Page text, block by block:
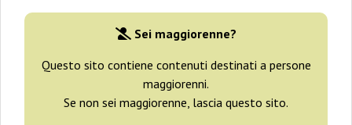
Sei maggiorenne?
Questo sito contiene contenuti destinati a persone
maggiorenni.
Se non sei maggiorenne, lascia questo sito.